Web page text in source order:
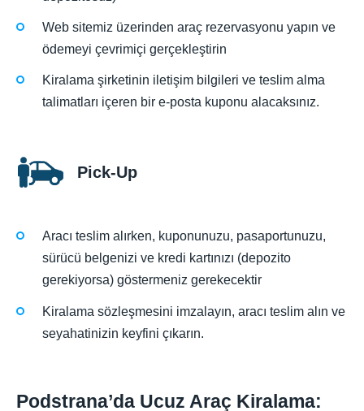
Web sitemiz üzerinden araç rezervasyonu yapın ve
ödemeyi çevrimiçi gerçekleştirin
Kiralama şirketinin iletişim bilgileri ve teslim alma
talimatları içeren bir e-posta kuponu alacaksınız.
Pick-Up
Aracı teslim alırken, kuponunuzu, pasaportunuzu,
sürücü belgenizi ve kredi kartınızı (depozito
gerekiyorsa) göstermeniz gerekecektir
Kiralama sözleşmesini imzalayın, aracı teslim alın ve
seyahatinizin keyfini çıkarın.
Podstrana’da Ucuz Araç Kiralama: